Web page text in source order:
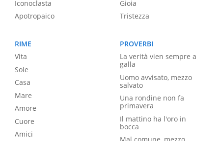
Iconoclasta
Apotropaico
Gioia
Tristezza
RIME
Vita
Sole
Casa
Mare
Amore
Cuore
Amici
PROVERBI
La verità vien sempre a
galla
Uomo avvisato, mezzo
salvato
Una rondine non fa
primavera
Il mattino ha l'oro in
bocca